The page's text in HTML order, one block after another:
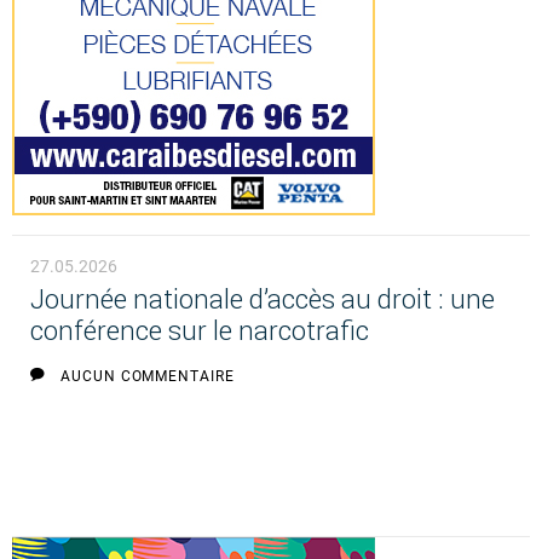
27.05.2026
Journée nationale d’accès au droit : une
conférence sur le narcotrafic
AUCUN COMMENTAIRE